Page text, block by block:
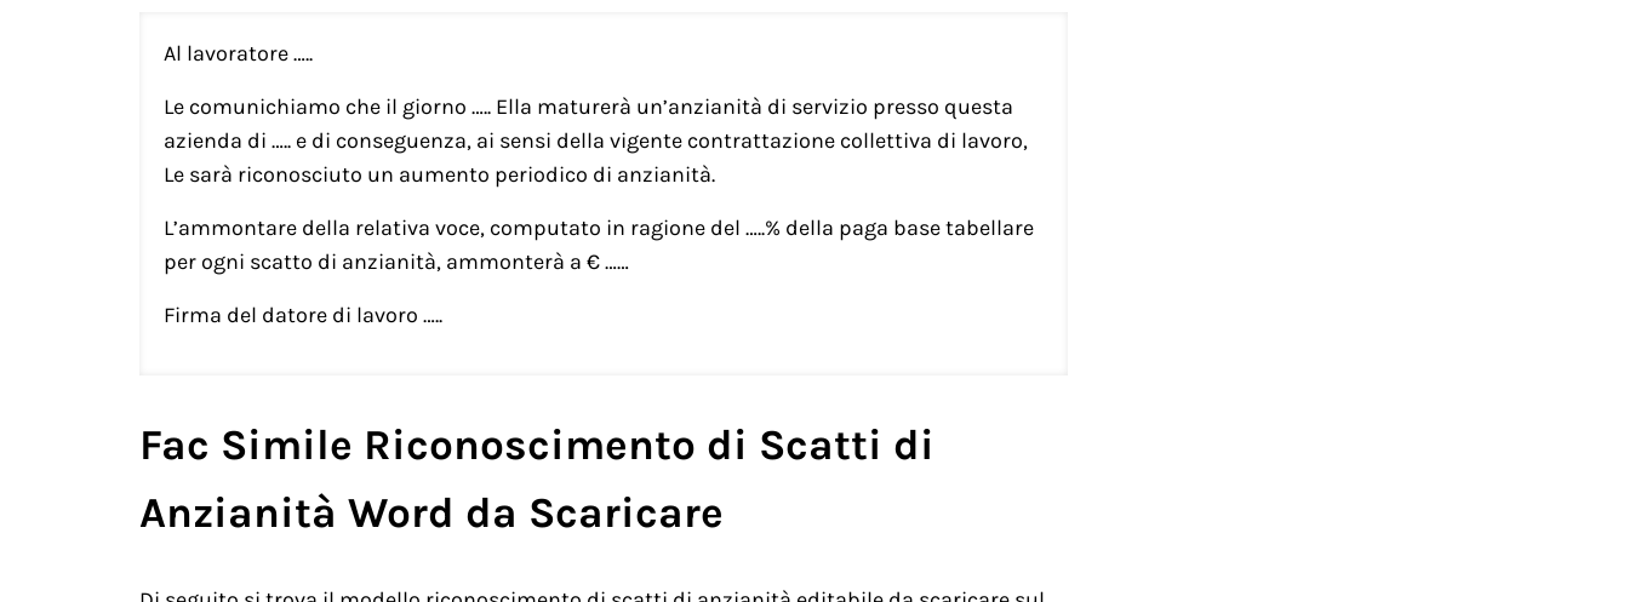
Al lavoratore …..
Le comunichiamo che il giorno ….. Ella maturerà un’anzianità di servizio presso questa
azienda di ….. e di conseguenza, ai sensi della vigente contrattazione collettiva di lavoro,
Le sarà riconosciuto un aumento periodico di anzianità.
L’ammontare della relativa voce, computato in ragione del …..% della paga base tabellare
per ogni scatto di anzianità, ammonterà a € ……
Firma del datore di lavoro …..
Fac Simile Riconoscimento di Scatti di
Anzianità Word da Scaricare